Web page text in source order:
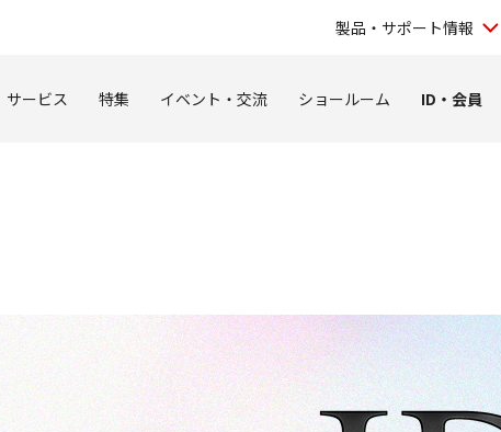
製品・サポート情報
サービス 特集 イベント・交流 ショールーム ID・会員